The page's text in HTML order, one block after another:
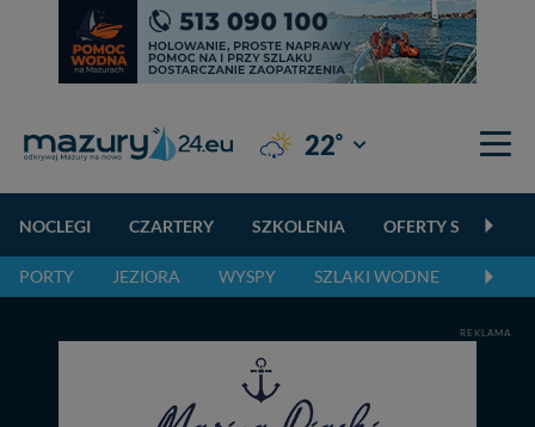
22° Giżycko
NOCLEGI CZARTERY SZKOLENIA OFERTY
PORTY JEZIORA WYSPY SZLAKI WODNE
REKLAMA